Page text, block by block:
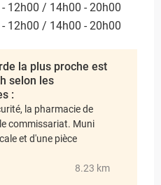
12h00 / 14h00 - 20h00
12h00 / 14h00 - 20h00
la plus proche est
selon les
:
la pharmacie de
commissariat. Muni
et d'une pièce
8.23 km